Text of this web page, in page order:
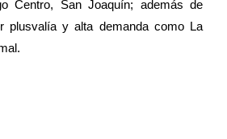
Centro, San Joaquín; además de
plusvalía y alta demanda como La